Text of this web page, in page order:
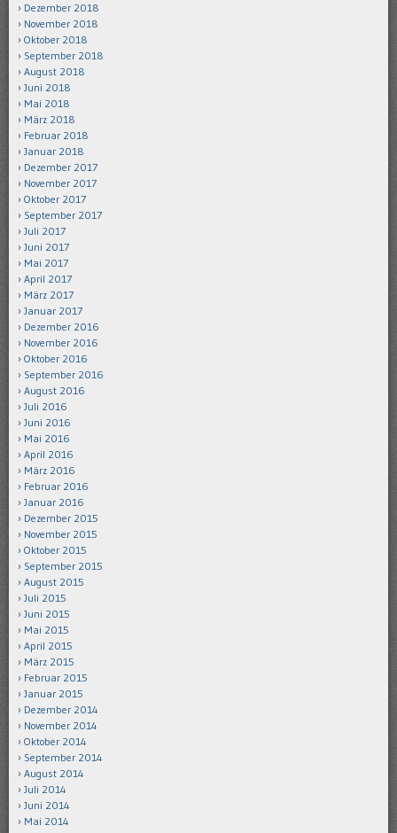
Dezember 2018
November 2018
Oktober 2018
September 2018
August 2018
Juni 2018
Mai 2018
März 2018
Februar 2018
Januar 2018
Dezember 2017
November 2017
Oktober 2017
September 2017
Juli 2017
Juni 2017
Mai 2017
April 2017
März 2017
Januar 2017
Dezember 2016
November 2016
Oktober 2016
September 2016
August 2016
Juli 2016
Juni 2016
Mai 2016
April 2016
März 2016
Februar 2016
Januar 2016
Dezember 2015
November 2015
Oktober 2015
September 2015
August 2015
Juli 2015
Juni 2015
Mai 2015
April 2015
März 2015
Februar 2015
Januar 2015
Dezember 2014
November 2014
Oktober 2014
September 2014
August 2014
Juli 2014
Juni 2014
Mai 2014